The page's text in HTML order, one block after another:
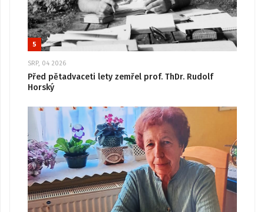
5
SRP, 04 2026
Před pětadvaceti lety zemřel prof. ThDr. Rudolf
Horský